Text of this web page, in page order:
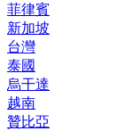
菲律賓
新加坡
台灣
泰國
烏干達
越南
贊比亞